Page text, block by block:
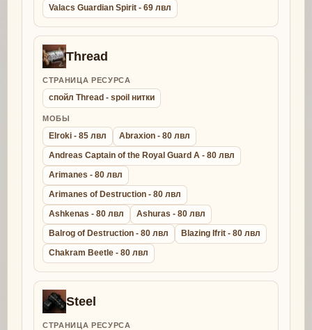
Valacs Guardian Spirit - 69 лвл
Thread
СТРАНИЦА РЕСУРСА
спойл Thread - spoil нитки
МОБЫ
Elroki - 85 лвл
Abraxion - 80 лвл
Andreas Captain of the Royal Guard A - 80 лвл
Arimanes - 80 лвл
Arimanes of Destruction - 80 лвл
Ashkenas - 80 лвл
Ashuras - 80 лвл
Balrog of Destruction - 80 лвл
Blazing Ifrit - 80 лвл
Chakram Beetle - 80 лвл
Steel
СТРАНИЦА РЕСУРСА